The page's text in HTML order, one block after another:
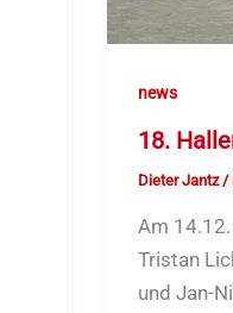
news
18.
Dieter Jantz /
Am
Tristan
und Jan-